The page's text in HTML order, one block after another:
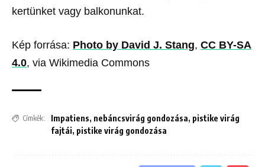
kertünket vagy balkonunkat.
Kép forrása: Photo by David J. Stang, CC BY-SA
4.0, via Wikimedia Commons
Címkék: Impatiens, nebáncsvirág gondozása, pistike virág
fajtái, pistike virág gondozása